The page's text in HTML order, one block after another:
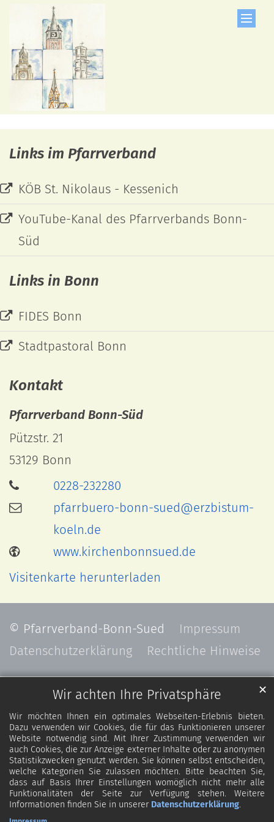
Wir achten Ihre Privatsphäre
Wir möchten Ihnen ein optimales Webseiten-Erlebnis bieten.
Dazu verwenden wir Cookies, die für das Funktionieren unserer
Website notwendig sind. Mit Ihrer Zustimmung verwenden wir
auch Cookies, die zur Anzeige externer Inhalte oder zu anonymen
Statistikzwecken genutzt werden. Sie können selbst entscheiden,
welche Kategorien Sie zulassen möchten. Bitte beachten Sie,
dass auf Basis Ihrer Einstellungen womöglich nicht mehr alle
Funktionalitäten der Seite zur Verfügung stehen. Weitere
Informationen finden Sie in unserer Datenschutzerklärung.
✕
Zum Inhalt springen
Links im Pfarrverband
KÖB St. Nikolaus - Kessenich
YouTube-Kanal des Pfarrverbands Bonn-
Süd
Links in Bonn
FIDES Bonn
Stadtpastoral Bonn
Kontakt
Pfarrverband Bonn-Süd
Pützstr. 21
53129 Bonn
0228-232280
pfarrbuero-bonn-sued@erzbistum-
koeln.de
www.kirchenbonnsued.de
Visitenkarte herunterladen
© Pfarrverband-Bonn-Sued
Impressum
Datenschutzerklärung
Rechtliche Hinweise